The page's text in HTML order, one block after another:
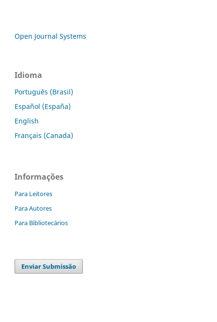
Open Journal Systems
Idioma
Português (Brasil)
Español (España)
English
Français (Canada)
Informações
Para Leitores
Para Autores
Para Bibliotecários
Enviar Submissão